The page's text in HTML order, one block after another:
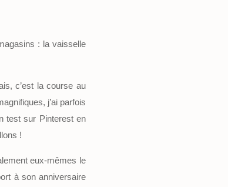
: la vaisselle
c’est la course au
j’ai parfois
test sur Pinterest en
!
eux-mêmes le
à son anniversaire